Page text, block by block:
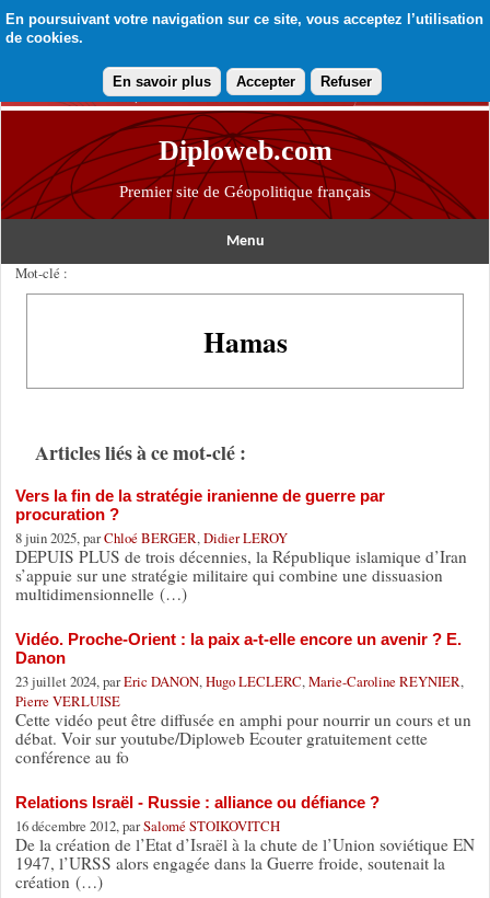
En poursuivant votre navigation sur ce site, vous acceptez l’utilisation
de cookies.
En savoir plus Accepter Refuser
Diploweb.com
Premier site de Géopolitique français
Menu
Mot-clé :
Hamas
Articles liés à ce mot-clé :
Vers la fin de la stratégie iranienne de guerre par
procuration ?
8 juin 2025, parChloé BERGER, Didier LEROY
DEPUIS PLUS de trois décennies, la République islamique d’Iran
s’appuie sur une stratégie militaire qui combine une dissuasion
multidimensionnelle (…)
Vidéo. Proche-Orient : la paix a-t-elle encore un avenir ? E.
Danon
23 juillet 2024, parEric DANON, Hugo LECLERC, Marie-Caroline REYNIER,
Pierre VERLUISE
Cette vidéo peut être diffusée en amphi pour nourrir un cours et un
débat. Voir sur youtube/Diploweb Ecouter gratuitement cette
conférence au fo
Relations Israël - Russie : alliance ou défiance ?
16 décembre 2012, parSalomé STOIKOVITCH
De la création de l’Etat d’Israël à la chute de l’Union soviétique EN
1947, l’URSS alors engagée dans la Guerre froide, soutenait la
création (…)